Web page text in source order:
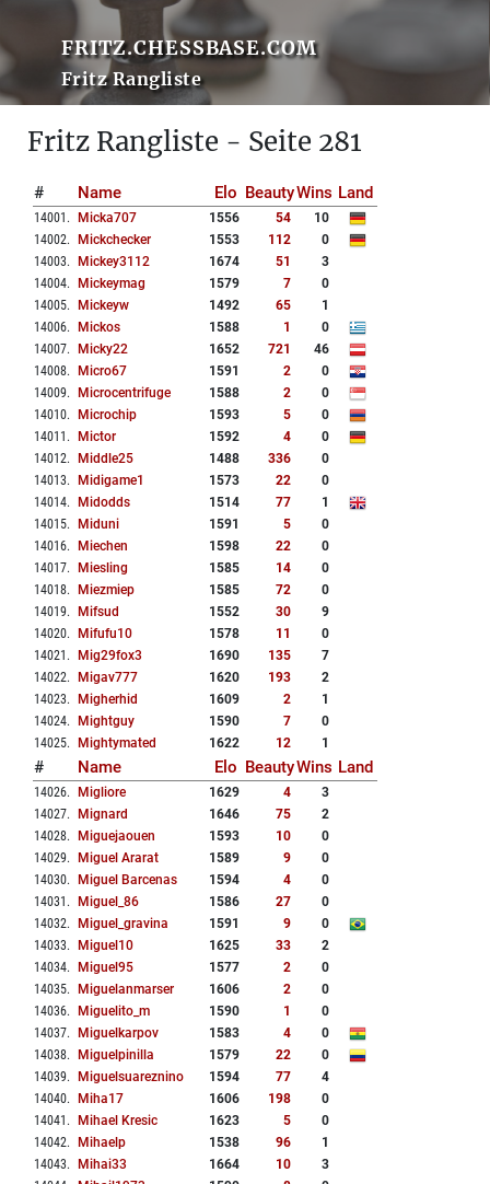
FRITZ.CHESSBASE.COM
Fritz Rangliste
Fritz Rangliste - Seite 281
# Name Elo BeautyWins Land
14001 . Micka707 1556 54
10
14002. Mickchecker 1553 112
0
14003. Mickey3112 1674 51
3
14004. Mickeymag 1579 7
0
14005. Mickeyw 1492 65
1
14006. Mickos 1588 1
0
14007. Micky22 1652 721
46
14008. Micro67 1591 2
0
14009. Microcentrifuge 1588 2
0
14010. Microchip 1593 5
0
14011 . Mictor 1592 4
0
14012. Middle25 1488 336
0
14013. Midigame1 1573 22
0
14014. Midodds 1514 77
1
14015. Miduni 1591 5
0
14016. Miechen 1598 22
0
14017. Miesling 1585 14
0
14018. Miezmiep 1585 72
0
14019. Mifsud 1552 30
9
14020. Mifufu10 1578 11
0
14021 . Mig29fox3 1690 135
7
14022. Migav777 1620 193
2
14023. Migherhid 1609 2
1
14024. Mightguy 1590 7
0
14025. Mightymated 1622 12 1
# Name Elo BeautyWins Land
14026. Migliore 1629 4
3
14027. Mignard 1646 75
2
14028. Miguejaouen 1593 10
0
14029. Miguel Ararat 1589 9
0
14030. Miguel Barcenas 1594 4
0
14031 . Miguel_86 1586 27
0
14032. Miguel_gravina 1591 9
0
14033. Miguel10 1625 33
2
14034. Miguel95 1577 2
0
14035. Miguelanmarser 1606 2
0
14036. Miguelito_m 1590 1
0
14037. Miguelkarpov 1583 4
0
14038. Miguelpinilla 1579 22
0
14039. Miguelsuareznino 1594 77
4
14040. Miha17 1606 198
0
14041 . Mihael Kresic 1623 5
0
14042. Mihaelp 1538 96
1
14043. Mihai33 1664 10
3